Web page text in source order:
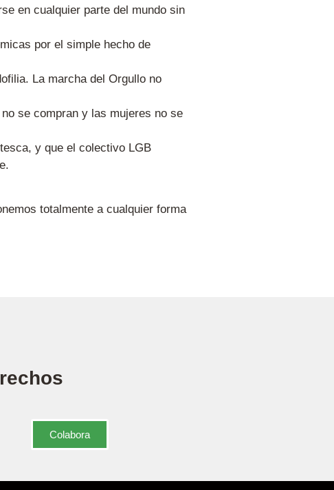
en cualquier parte del mundo sin
por el simple hecho de
La marcha del Orgullo no
se compran y las mujeres no se
y que el colectivo LGB
totalmente a cualquier forma
Colabora